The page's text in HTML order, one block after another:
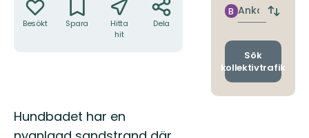
Besökt Spara
Hitta
hit
Dela
Beskrivning
Hundbadet har en
Ankomst
B
Byt
och
Sök
kollektivtrafik